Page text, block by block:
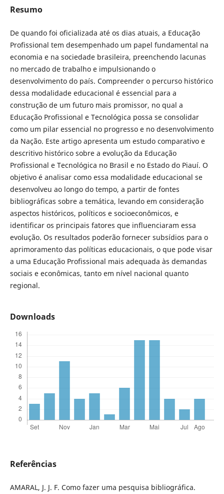
Resumo
De quando foi oficializada até os dias atuais, a Educação
Profissional tem desempenhado um papel fundamental na
economia e na sociedade brasileira, preenchendo lacunas
no mercado de trabalho e impulsionando o
desenvolvimento do país. Compreender o percurso histórico
dessa modalidade educacional é essencial para a
construção de um futuro mais promissor, no qual a
Educação Profissional e Tecnológica possa se consolidar
como um pilar essencial no progresso e no desenvolvimento
da Nação. Este artigo apresenta um estudo comparativo e
descritivo histórico sobre a evolução da Educação
Profissional e Tecnológica no Brasil e no Estado do Piauí. O
objetivo é analisar como essa modalidade educacional se
desenvolveu ao longo do tempo, a partir de fontes
bibliográficas sobre a temática, levando em consideração
aspectos históricos, políticos e socioeconômicos, e
identificar os principais fatores que influenciaram essa
evolução. Os resultados poderão fornecer subsídios para o
aprimoramento das políticas educacionais, o que pode visar
a uma Educação Profissional mais adequada às demandas
sociais e econômicas, tanto em nível nacional quanto
regional.
Downloads
Referências
AMARAL, J. J. F. Como fazer uma pesquisa bibliográfica.